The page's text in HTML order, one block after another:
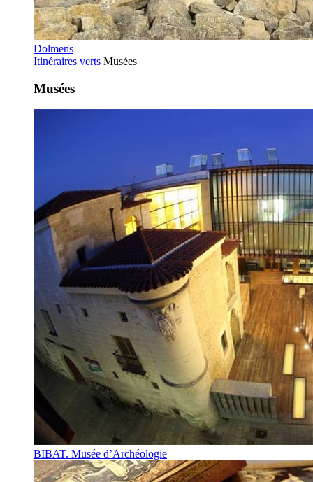
Dolmens
Itinéraires verts Musées
Musées
BIBAT. Musée d’Archéologie